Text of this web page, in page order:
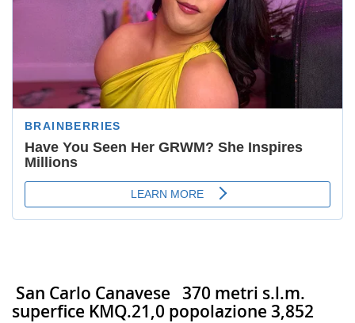
San Carlo Canavese 370 metri s.l.m.
superfice KMQ.21,0 popolazione 3,852